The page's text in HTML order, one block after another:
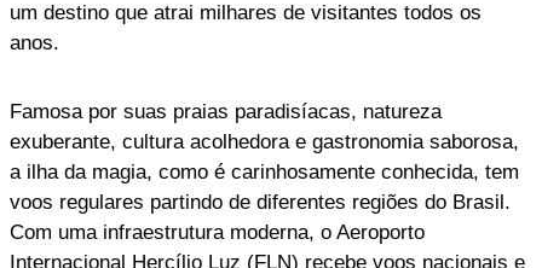
um destino que atrai milhares de visitantes todos os
anos.
Famosa por suas praias paradisíacas, natureza
exuberante, cultura acolhedora e gastronomia saborosa,
a ilha da magia, como é carinhosamente conhecida, tem
voos regulares partindo de diferentes regiões do Brasil.
Com uma infraestrutura moderna, o Aeroporto
Internacional Hercílio Luz (FLN) recebe voos nacionais e